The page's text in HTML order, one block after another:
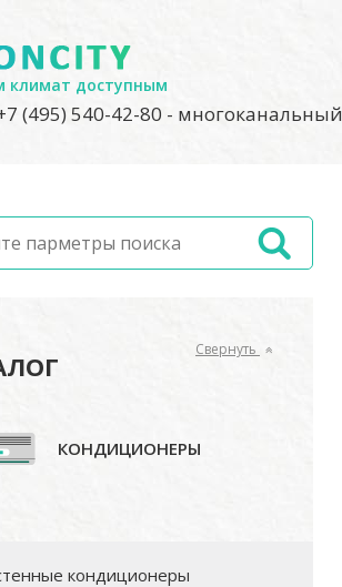
климат доступным
(495) 540-42-80 - многоканальный
Свернуть
КОНДИЦИОНЕРЫ
кондиционеры